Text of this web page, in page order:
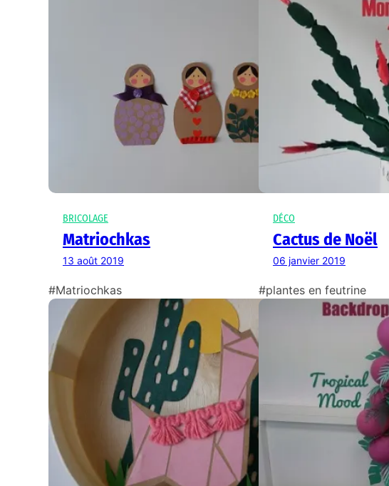
BRICOLAGE
Matriochkas
13 août 2019
#Matriochkas
DÉCO
Cactus de Noël
06 janvier 2019
#plantes en feutrine